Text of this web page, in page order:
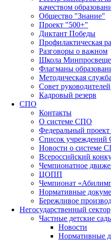
качеством
Общество "Знание"
Проект "500+"
Диктант Победы
Профилактическая
Разговоры о важном
Школа
Флагманы
Методическая служба
Совет руководителей
Кадровый резерв
СПО
Контакты
О системе СПО
Федеральный
Список учреждений
Новости о системе
Всероссийский
Чемпионатное
ЦОПП
Чемпионат
Нормативные
Бережливое
Негосударственный сектор
Частные детские
Новости
Нормативные